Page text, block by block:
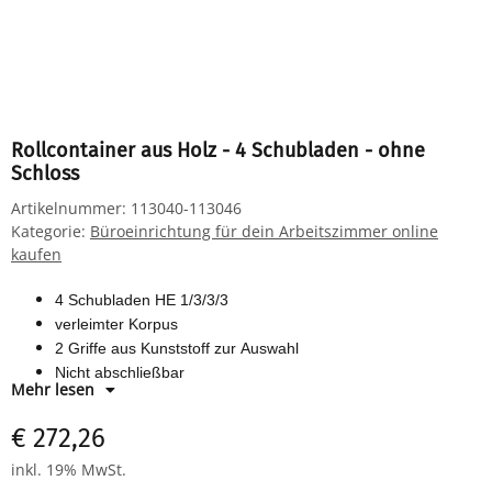
Rollcontainer aus Holz - 4 Schubladen - ohne
Schloss
Artikelnummer: 113040-113046
Kategorie: Büroeinrichtung für dein Arbeitszimmer online
kaufen
4 Schubladen HE 1/3/3/3
verleimter Korpus
2 Griffe aus Kunststoff zur Auswahl
Nicht abschließbar
Maße: H 590 x B 428 x T 580 mm
Mehr lesen
€ 272,26
inkl. 19% MwSt.